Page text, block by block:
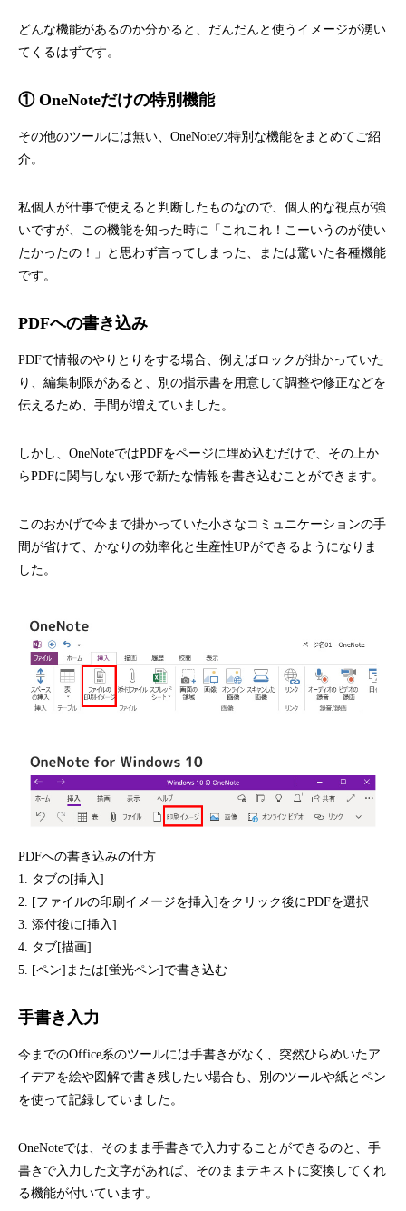
どんな機能があるのか分かると、だんだんと使うイメージが湧い
てくるはずです。
① OneNoteだけの特別機能
その他のツールには無い、OneNoteの特別な機能をまとめてご紹
介。
私個人が仕事で使えると判断したものなので、個人的な視点が強
いですが、この機能を知った時に「これこれ！こーいうのが使い
たかったの！」と思わず言ってしまった、または驚いた各種機能
です。
PDFへの書き込み
PDFで情報のやりとりをする場合、例えばロックが掛かっていた
り、編集制限があると、別の指示書を用意して調整や修正などを
伝えるため、手間が増えていました。
しかし、OneNoteではPDFをページに埋め込むだけで、その上か
らPDFに関与しない形で新たな情報を書き込むことができます。
このおかげで今まで掛かっていた小さなコミュニケーションの手
間が省けて、かなりの効率化と生産性UPができるようになりま
した。
PDFへの書き込みの仕方
1. タブの[挿入]
2. [ファイルの印刷イメージを挿入]をクリック後にPDFを選択
3. 添付後に[挿入]
4. タブ[描画]
5. [ペン]または[蛍光ペン]で書き込む
手書き入力
今までのOffice系のツールには手書きがなく、突然ひらめいたア
イデアを絵や図解で書き残したい場合も、別のツールや紙とペン
を使って記録していました。
OneNoteでは、そのまま手書きで入力することができるのと、手
書きで入力した文字があれば、そのままテキストに変換してくれ
る機能が付いています。